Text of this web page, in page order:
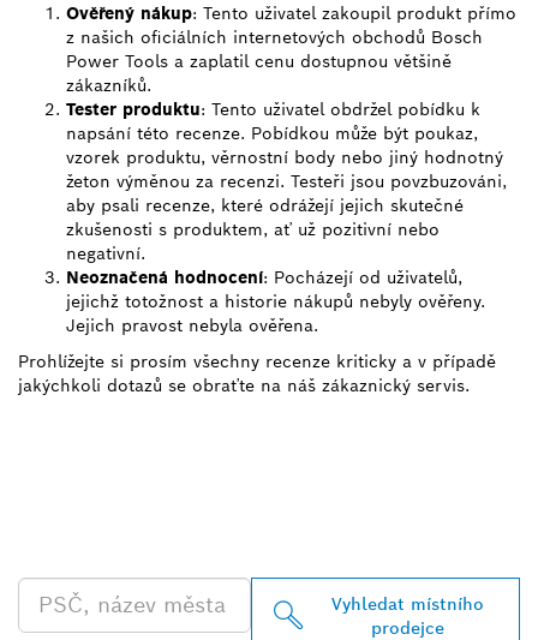
Ověřený nákup: Tento uživatel zakoupil produkt přímo
z našich oficiálních internetových obchodů Bosch
Power Tools a zaplatil cenu dostupnou většině
zákazníků.
Tester produktu: Tento uživatel obdržel pobídku k
napsání této recenze. Pobídkou může být poukaz,
vzorek produktu, věrnostní body nebo jiný hodnotný
žeton výměnou za recenzi. Testeři jsou povzbuzováni,
aby psali recenze, které odrážejí jejich skutečné
zkušenosti s produktem, ať už pozitivní nebo
negativní.
Neoznačená hodnocení: Pocházejí od uživatelů,
jejichž totožnost a historie nákupů nebyly ověřeny.
Jejich pravost nebyla ověřena.
Prohlížejte si prosím všechny recenze kriticky a v případě
jakýchkoli dotazů se obraťte na náš zákaznický servis.
Vyhledat místního
prodejce